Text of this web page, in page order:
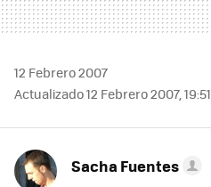
12 Febrero 2007
Actualizado 12 Febrero 2007, 19:51
Sacha Fuentes